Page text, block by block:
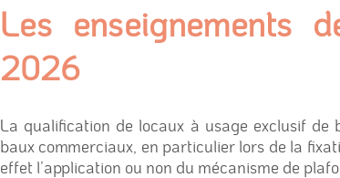
Les enseignements
2026
La qualification de locaux à usage exclusif
baux commerciaux, en particulier lors de la
effet l’application ou non du mécanisme de